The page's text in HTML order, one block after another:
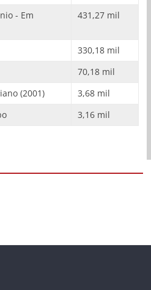
- Em
431,27 mil
330,18 mil
70,18 mil
(2001)
3,68 mil
3,16 mil